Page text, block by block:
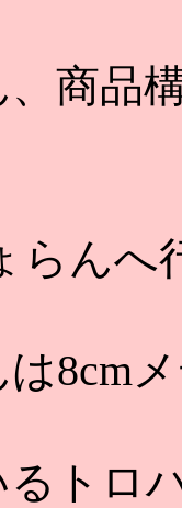
商品
らんへ
8cm
トロ